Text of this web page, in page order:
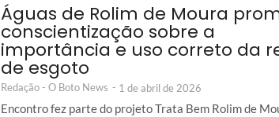
Águas de Rolim de Moura
conscientização sobre a
importância e uso correto da
de esgoto
Redação - O Boto News - 1 de abril de 2026
Encontro fez parte do projeto Trata Bem Rolim de